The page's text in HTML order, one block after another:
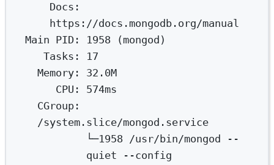
Docs:
https://docs.mongodb.org/manual
Main PID: 1958 (mongod)
Tasks:
17
Memory:
32.0M
CPU:
574ms
CGroup:
/system.slice/mongod.service
└─1958
/usr/bin/mongod
--
quiet
--config